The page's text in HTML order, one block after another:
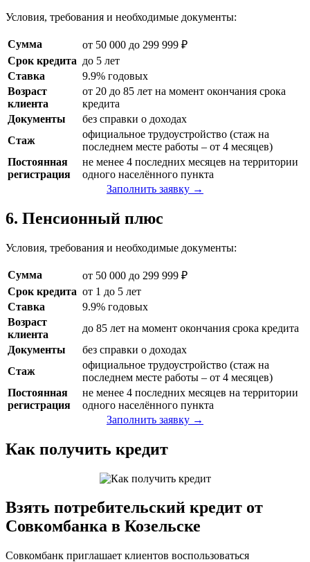
Условия, требования и необходимые документы:
Сумма
от 50 000 до 299 999 ₽
Срок кредита до 5 лет
Ставка
9.9% годовых
Возраст
клиента
от 20 до 85 лет на момент окончания срока
кредита
Документы
без справки о доходах
Стаж
официальное трудоустройство (стаж на
последнем месте работы – от 4 месяцев)
Постоянная
регистрация
не менее 4 последних месяцев на территории
одного населённого пункта
Заполнить заявку →
6. Пенсионный плюс
Условия, требования и необходимые документы:
Сумма
от 50 000 до 299 999 ₽
Срок кредита от 1 до 5 лет
Ставка
9.9% годовых
Возраст
клиента
до 85 лет на момент окончания срока кредита
Документы
без справки о доходах
Стаж
официальное трудоустройство (стаж на
последнем месте работы – от 4 месяцев)
Постоянная
регистрация
не менее 4 последних месяцев на территории
одного населённого пункта
Заполнить заявку →
Как получить кредит
Взять потребительский кредит от
Совкомбанка в Козельске
Совкомбанк приглашает клиентов воспользоваться